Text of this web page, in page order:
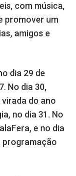
com música,
promover um
amigos e
dia 29 de
No dia 30,
virada do ano
no dia 31. No
e no dia
programação